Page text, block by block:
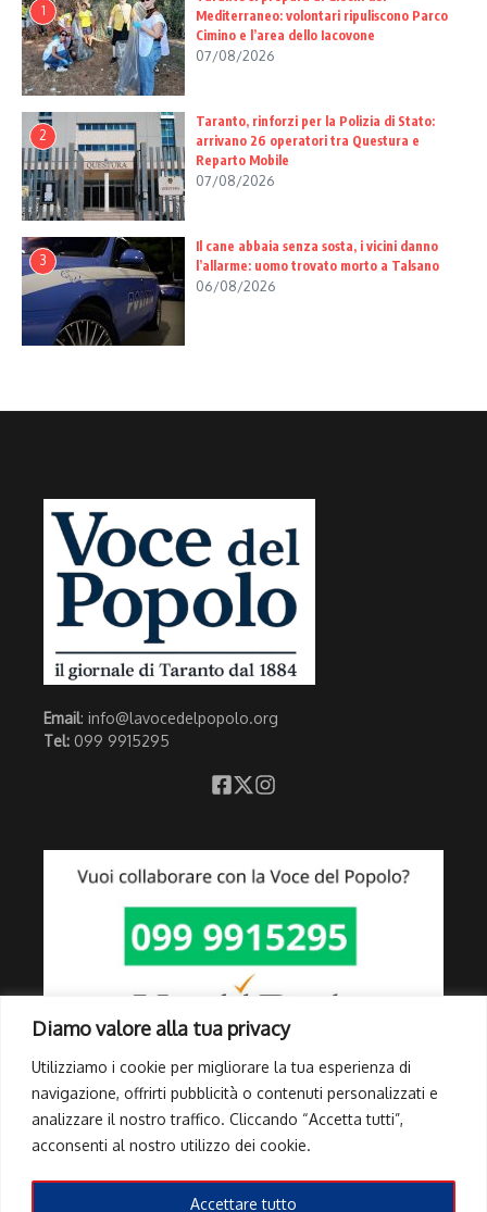
Diamo valore alla tua privacy
Utilizziamo i cookie per migliorare la tua esperienza di
navigazione, offrirti pubblicità o contenuti personalizzati e
analizzare il nostro traffico. Cliccando “Accetta tutti”,
acconsenti al nostro utilizzo dei cookie.
Accettare tutto
1
Mediterraneo: volontari ripuliscono Parco
Cimino e l’area dello Iacovone
07/08/2026
2
Taranto, rinforzi per la Polizia di Stato:
arrivano 26 operatori tra Questura e
Reparto Mobile
07/08/2026
3
Il cane abbaia senza sosta, i vicini danno
l’allarme: uomo trovato morto a Talsano
06/08/2026
Email: info@lavocedelpopolo.org
Tel: 099 9915295
Link Utili